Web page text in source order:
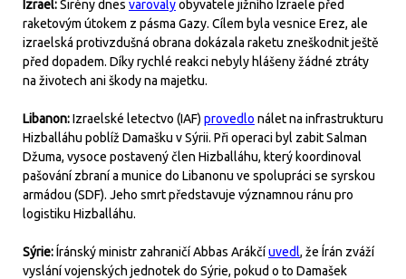
Izrael:Sirény dnes varovalyobyvatele jižního Izraele před
raketovým útokem z pásma Gazy. Cílem byla vesnice Erez, ale
izraelská protivzdušná obrana dokázala raketu zneškodnit ještě
před dopadem. Díky rychlé reakci nebyly hlášeny žádné ztráty
na životech ani škody na majetku.
Libanon:Izraelské letectvo (IAF) provedlo nálet na infrastrukturu
Hizballáhu poblíž Damašku v Sýrii. Při operaci byl zabit Salman
Džuma, vysoce postavený člen Hizballáhu, který koordinoval
pašování zbraní a munice do Libanonu ve spolupráci se syrskou
armádou (SDF). Jeho smrt představuje významnou ránu pro
logistiku Hizballáhu.
Sýrie:Íránský ministr zahraničí Abbas Arákčíuvedl, že Írán zváží
vyslání vojenských jednotek do Sýrie, pokud o to Damašek